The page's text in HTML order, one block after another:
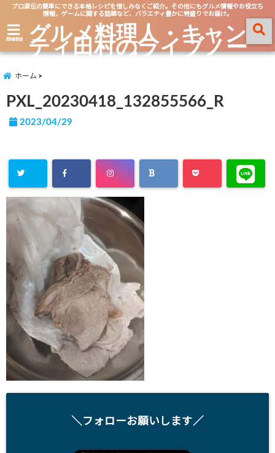
プロ直伝の簡単にできる本格レシピを惜しみなくご紹介。その他にもグルメ情報やお役立ち
情報、ゲームに関する話題など、バラエティ豊かに特盛りでお届け。
menu グルメ料理人・キャン
ティ田村のライブノー
ト
ホーム
PXL_20230418_132855566_R
2023/04/29
＼フォローお願いします／